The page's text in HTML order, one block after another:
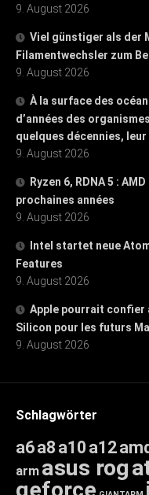
9. August 2026
Viel günstiger als der
Filamentwechsler zum
9. August 2026
À la surface des
d’années des
quelques décennies,
9. August 2026
Ryzen 6, RDNA 5 :
prochaines années
9. August 2026
Intel startet neue
Features
9. August 2026
Apple pourrait confier
Silicon pour les futurs
9. August 2026
Schlagwörter
a6a8 a10 a12amd
arm asus rog
geforce